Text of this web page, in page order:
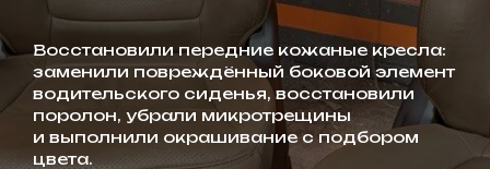
Восстановили передние кожаные кресла:
заменили повреждённый боковой элемент
водительского сиденья, восстановили
поролон, убрали микротрещины
и выполнили окрашивание с подбором
цвета.